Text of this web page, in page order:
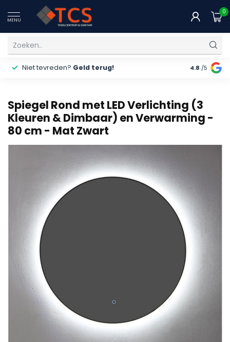
MENU
0
Niet tevreden? Geld terug! Gratis
4.8 /5
Spiegel Rond met LED Verlichting (3
Kleuren & Dimbaar) en Verwarming -
80 cm - Mat Zwart